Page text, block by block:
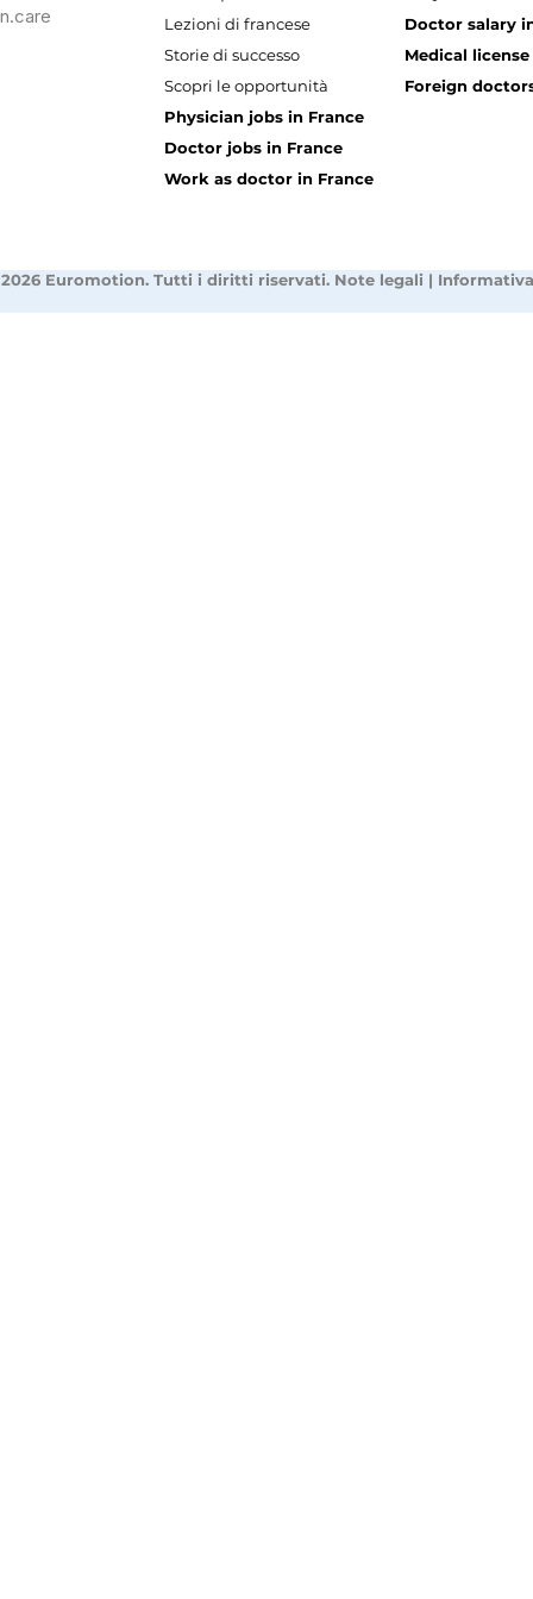
Lezioni di francese
Storie di successo
Scopri le opportunità
Physician jobs in France
Doctor jobs in France
Work as doctor in France
Doctor salary
Medical
Foreign
Euromotion. Tutti i diritti riservati. Note legali |